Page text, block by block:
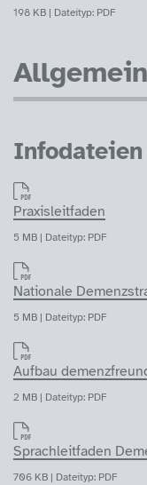
198 KB | Dateityp: PDF
Infodateien
Praxisleitfaden
5 MB | Dateityp: PDF
Nationale
5 MB | Dateityp: PDF
Aufbau
2 MB | Dateityp: PDF
Sprachleitfaden
706 KB | Dateityp: PDF